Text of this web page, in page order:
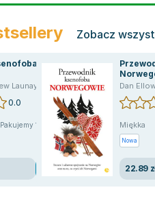
Zobacz
Launay ,praca zbiorowa
0.0
Pakujemy 10.08
Dan
Miękka
Nowa
22.89